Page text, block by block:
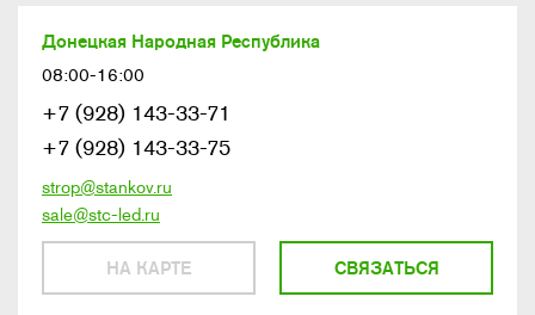
Донецкая Народная Республика
08:00-16:00
НА КАРТЕ
+7 (928) 143-33-71
+7 (928) 143-33-75
strop@stankov.ru
sale@stc-led.ru
СВЯЗАТЬСЯ